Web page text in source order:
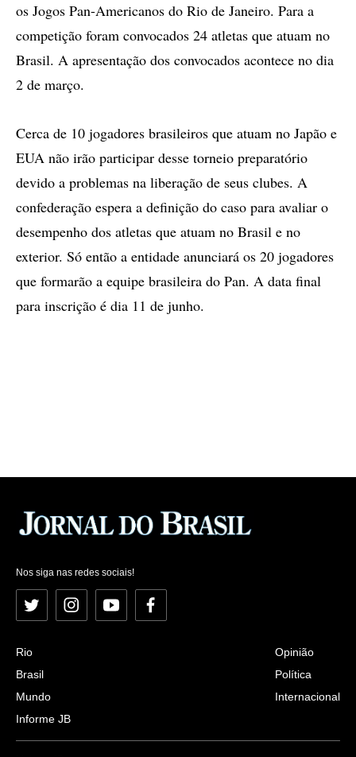
os Jogos Pan-Americanos do Rio de Janeiro. Para a
competição foram convocados 24 atletas que atuam no
Brasil. A apresentação dos convocados acontece no dia
2 de março.
Cerca de 10 jogadores brasileiros que atuam no Japão e
EUA não irão participar desse torneio preparatório
devido a problemas na liberação de seus clubes. A
confederação espera a definição do caso para avaliar o
desempenho dos atletas que atuam no Brasil e no
exterior. Só então a entidade anunciará os 20 jogadores
que formarão a equipe brasileira do Pan. A data final
para inscrição é dia 11 de junho.
Nos siga nas redes sociais!
Twitter InstagramYouTubeFacebook
Rio
Brasil
Mundo
Informe JB
Opinião
Política
Internacional